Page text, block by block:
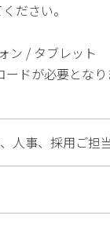
ださい。
ン / タブレット
ドが必要となり
人事、採用ご担